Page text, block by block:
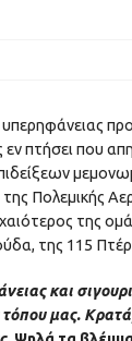
υπερηφάνειας
εν πτήσει που
της Πολεμικής
της
της 115
και
μας.